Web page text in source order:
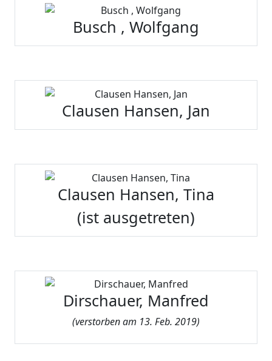
Busch , Wolfgang
Clausen Hansen, Jan
Clausen Hansen, Tina
(ist ausgetreten)
Dirschauer, Manfred
(verstorben am 13. Feb. 2019)